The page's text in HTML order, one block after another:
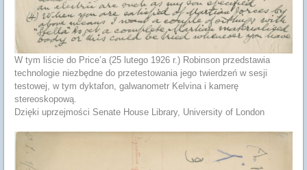
W tym liście do Price’a (25 lutego 1926 r.) Robinson przedstawia
technologie niezbędne do przetestowania jego twierdzeń w sesji
testowej, w tym dyktafon, galwanometr Kelvina i kamerę
stereoskopową.
Dzięki uprzejmości Senate House Library, University of London